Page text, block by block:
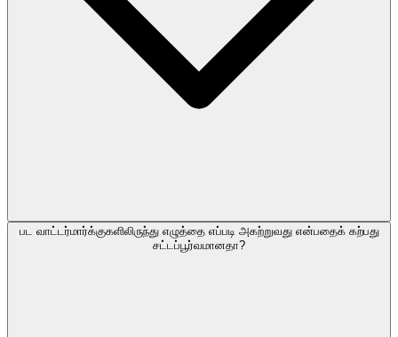
பட வாட்டர்மார்க்குகளிலிருந்து எழுத்தை எப்படி அகற்றுவது என்பதைக் கற்பது
சட்டப்பூர்வமானதா?